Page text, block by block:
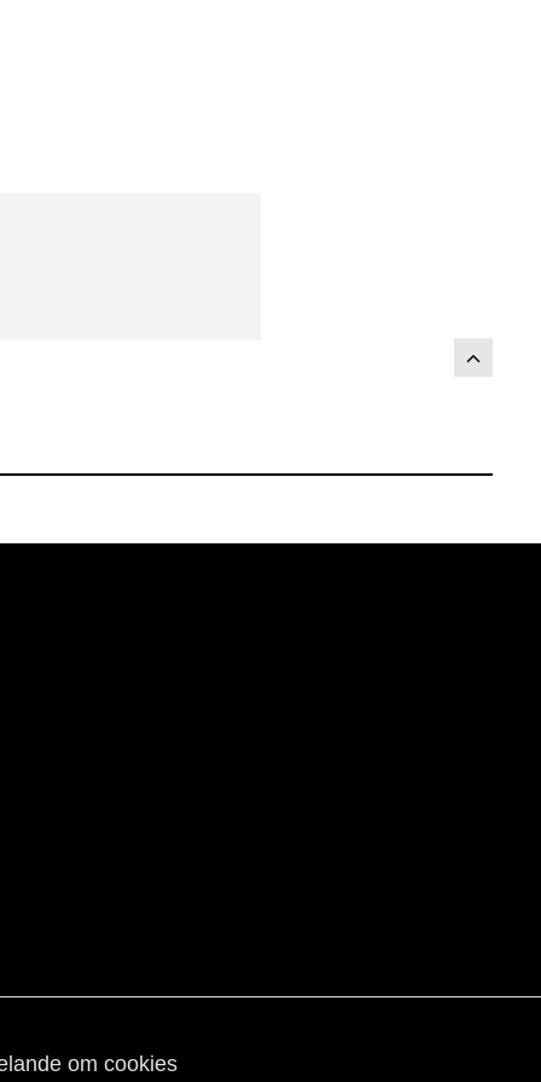
om cookies